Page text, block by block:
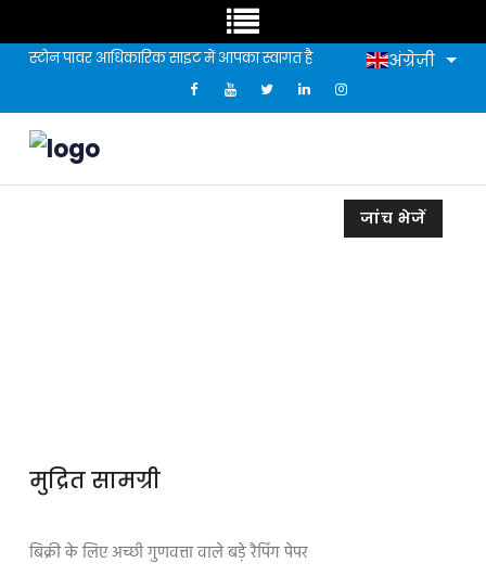
स्टोन पावर आधिकारिक साइट में आपका स्वागत है अंग्रेज़ी
जांच भेजें
मुद्रित सामग्री
बिक्री के लिए अच्छी गुणवत्ता वाले बड़े रैपिंग पेपर